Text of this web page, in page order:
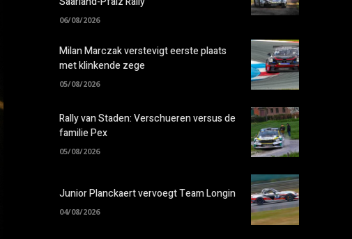
06/08/2026
Milan Marczak verstevigt eerste plaats
met klinkende zege
05/08/2026
Rally van Staden: Verschueren versus de
familie Pex
05/08/2026
Junior Planckaert vervoegt Team Longin
04/08/2026